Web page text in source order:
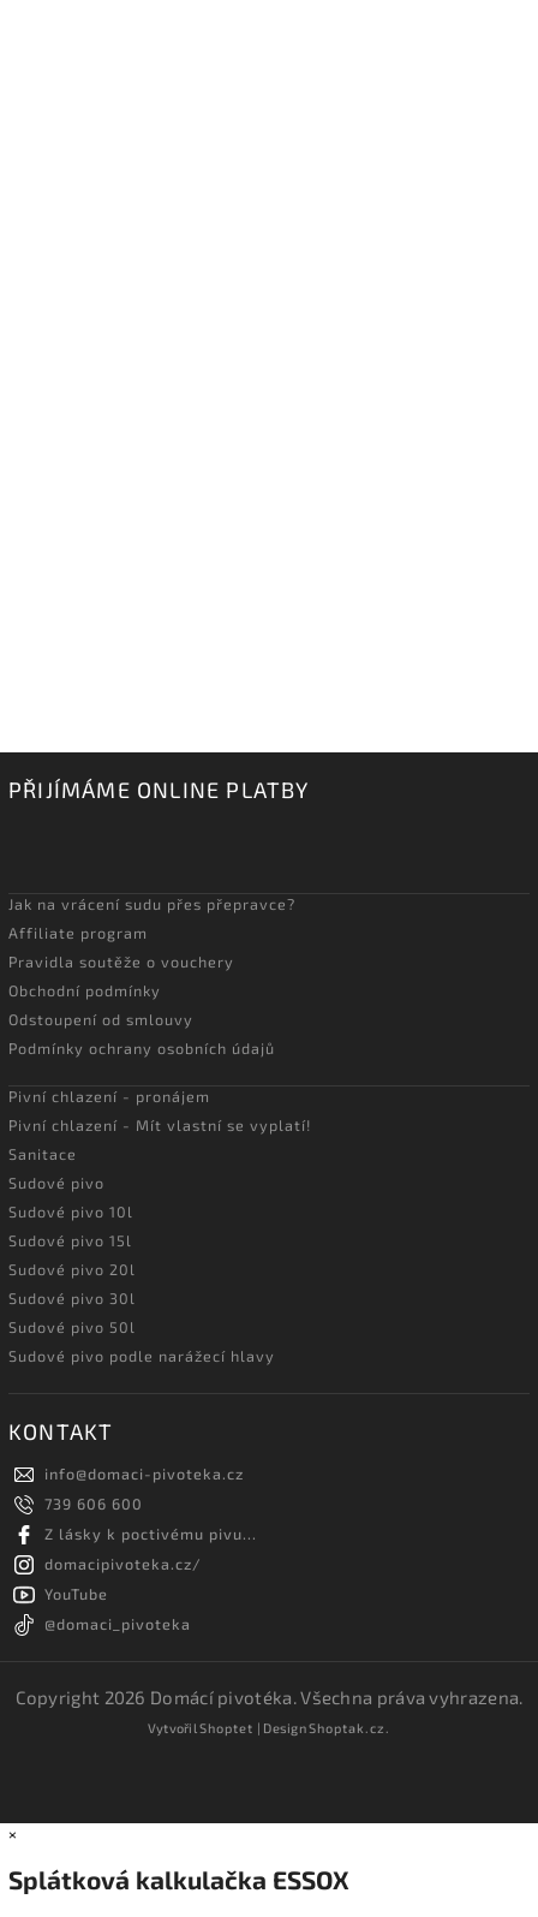
PŘIJÍMÁME ONLINE PLATBY
Jak na vrácení sudu přes přepravce?
Affiliate program
Pravidla soutěže o vouchery
Obchodní podmínky
Odstoupení od smlouvy
Podmínky ochrany osobních údajů
Pivní chlazení - pronájem
Pivní chlazení - Mít vlastní se vyplatí!
Sanitace
Sudové pivo
Sudové pivo 10l
Sudové pivo 15l
Sudové pivo 20l
Sudové pivo 30l
Sudové pivo 50l
Sudové pivo podle narážecí hlavy
KONTAKT
info@domaci-pivoteka.cz
739 606 600
Z lásky k poctivému pivu...
domacipivoteka.cz/
YouTube
@domaci_pivoteka
Copyright 2026 Domácí pivotéka. Všechna práva vyhrazena.
VytvořilShoptet | DesignShoptak.cz.
×
Splátková kalkulačka ESSOX